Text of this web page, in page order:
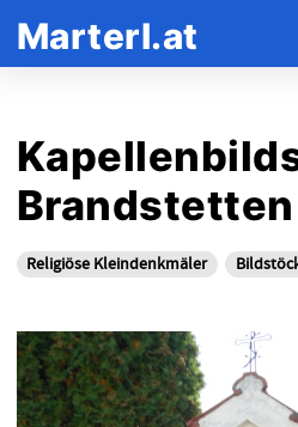
Marterl.at
Brandstetten
Religiöse Kleindenkmäler